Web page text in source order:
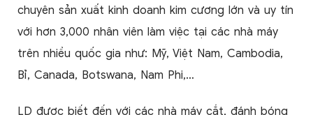
chuyên sản xuất kinh doanh kim cương lớn và uy tín
với hơn 3,000 nhân viên làm việc tại các nhà máy
trên nhiều quốc gia như: Mỹ, Việt Nam, Cambodia,
Bỉ, Canada, Botswana, Nam Phi,…
LD được biết đến với các nhà máy cắt, đánh bóng